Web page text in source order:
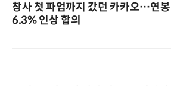
창사 첫 파업까지 갔던 카카오…연봉
6.3% 인상 합의